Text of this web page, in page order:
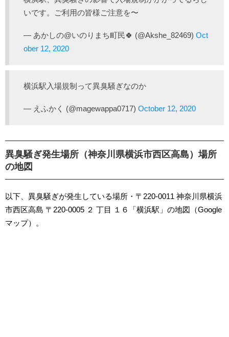
いです。ご利用の皆様ご注意を〜
— あかしの@いのりまち町民🍀 (@Akshe_82469) Oct
ober 12, 2020
横浜駅入場規制って異臭騒ぎなのか
— えふかく (@magewappa0717) October 12, 2020
異臭騒ぎ発生場所（神奈川県横浜市西区高島）場所
の地図
以下、異臭騒ぎが発生している場所・〒220-0011 神奈川県横浜
市西区高島 〒220-0005 ２ 丁目 １６「横浜駅」の地図（Google
マップ）。